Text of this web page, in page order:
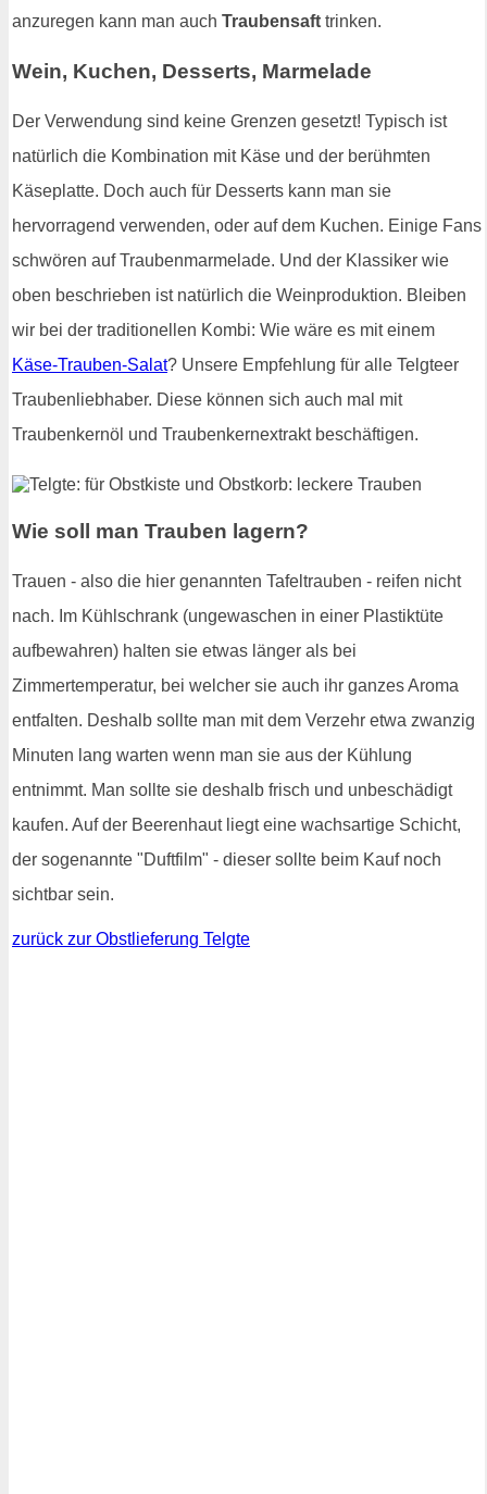
anzuregen kann man auch Traubensaft trinken.
Wein, Kuchen, Desserts, Marmelade
Der Verwendung sind keine Grenzen gesetzt! Typisch ist
natürlich die Kombination mit Käse und der berühmten
Käseplatte. Doch auch für Desserts kann man sie
hervorragend verwenden, oder auf dem Kuchen. Einige Fans
schwören auf Traubenmarmelade. Und der Klassiker wie
oben beschrieben ist natürlich die Weinproduktion. Bleiben
wir bei der traditionellen Kombi: Wie wäre es mit einem
Käse-Trauben-Salat? Unsere Empfehlung für alle Telgteer
Traubenliebhaber. Diese können sich auch mal mit
Traubenkernöl und Traubenkernextrakt beschäftigen.
Wie soll man Trauben lagern?
Trauen - also die hier genannten Tafeltrauben - reifen nicht
nach. Im Kühlschrank (ungewaschen in einer Plastiktüte
aufbewahren) halten sie etwas länger als bei
Zimmertemperatur, bei welcher sie auch ihr ganzes Aroma
entfalten. Deshalb sollte man mit dem Verzehr etwa zwanzig
Minuten lang warten wenn man sie aus der Kühlung
entnimmt. Man sollte sie deshalb frisch und unbeschädigt
kaufen. Auf der Beerenhaut liegt eine wachsartige Schicht,
der sogenannte "Duftfilm" - dieser sollte beim Kauf noch
sichtbar sein.
zurück zur Obstlieferung Telgte